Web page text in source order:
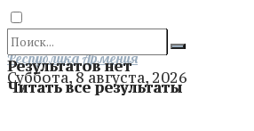
Результатов нет
Читать все результаты
Отправить
Республика Армения
Суббота, 8 августа, 2026